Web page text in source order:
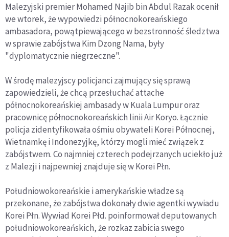
Malezyjski premier Mohamed Najib bin Abdul Razak ocenił
we wtorek, że wypowiedzi północnokoreańskiego
ambasadora, powątpiewającego w bezstronność śledztwa
w sprawie zabójstwa Kim Dzong Nama, były
"dyplomatycznie niegrzeczne".
W środę malezyjscy policjanci zajmujący się sprawą
zapowiedzieli, że chcą przesłuchać attache
północnokoreańskiej ambasady w Kuala Lumpur oraz
pracownicę północnokoreańskich linii Air Koryo. Łącznie
policja zidentyfikowała ośmiu obywateli Korei Północnej,
Wietnamkę i Indonezyjkę, którzy mogli mieć związek z
zabójstwem. Co najmniej czterech podejrzanych uciekło już
z Malezji i najpewniej znajduje się w Korei Płn.
Południowokoreańskie i amerykańskie władze są
przekonane, że zabójstwa dokonały dwie agentki wywiadu
Korei Płn. Wywiad Korei Płd. poinformował deputowanych
południowokoreańskich, że rozkaz zabicia swego